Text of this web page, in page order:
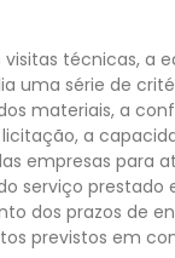
visitas técnicas, a
uma série de
materiais, a
a
empresas para
serviço prestado
dos prazos de
previstos em